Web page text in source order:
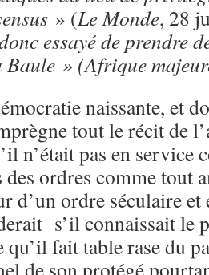
» (Le Monde, 28
essayé de prendre
Baule » (Afrique
naissante, et
tout le récit de
n’était pas en service
des ordres comme tout
d’un ordre séculaire
s’il connaissait le
fait table rase du
de son protégé